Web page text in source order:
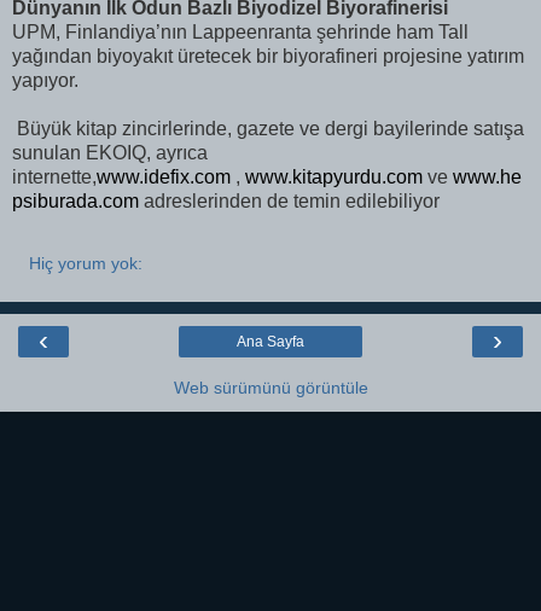
Dünyanın İlk Odun Bazlı Biyodizel Biyorafinerisi
UPM, Finlandiya’nın Lappeenranta şehrinde ham Tall
yağından biyoyakıt üretecek bir biyorafineri projesine yatırım
yapıyor.
Büyük kitap zincirlerinde, gazete ve dergi bayilerinde satışa
sunulan EKOIQ, ayrıca
internette,www.idefix.com , www.kitapyurdu.com ve www.he
psiburada.com adreslerinden de temin edilebiliyor
Hiç yorum yok:
‹ ›
Ana Sayfa
Web sürümünü görüntüle